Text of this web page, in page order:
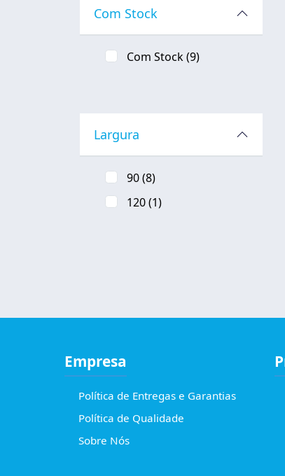
Com Stock
Com Stock(9)
Largura
90(8)
120(1)
Empresa
Política de Entregas e Garantias
Política de Qualidade
Sobre Nós